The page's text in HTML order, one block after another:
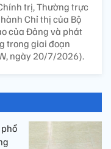
trị, Thường trực
Chỉ thị của Bộ
của Đảng và phát
trong giai đoạn
ngày 20/7/2026).